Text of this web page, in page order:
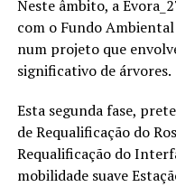
Neste âmbito, a
com o Fundo
num projeto que
significativo de árvores.
Esta segunda fase,
de Requalificação do
Requalificação do
mobilidade suave